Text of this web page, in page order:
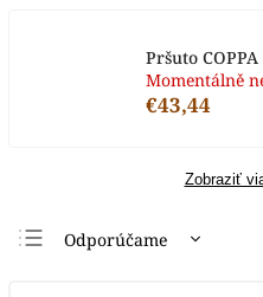
Pršuto
Momentálně
€43,44
Zobraziť
Odporúčame